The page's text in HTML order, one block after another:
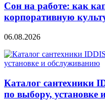
Сон на работе: как
корпоративную
06.08.2026
Каталог сантехники
по выбору, установке